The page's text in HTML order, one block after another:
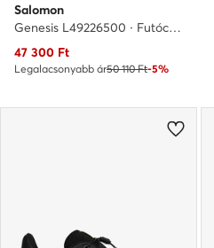
Salomon
Genesis L49226500 · Futócipő
Aktuális ár
47 300 Ft
Legalacsonyabb ár50 110 Ft-5%